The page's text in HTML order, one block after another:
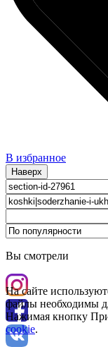
В избранное
Наверх
Вы смотрели
На сайте
файлы необходимы
Нажимая кнопку
cookie.